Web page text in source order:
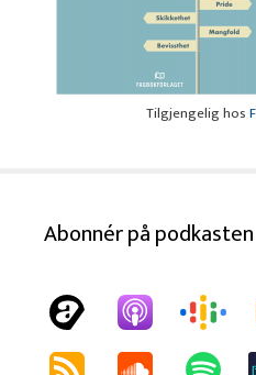
Tilgjengelig hos
Abonnér på podkasten